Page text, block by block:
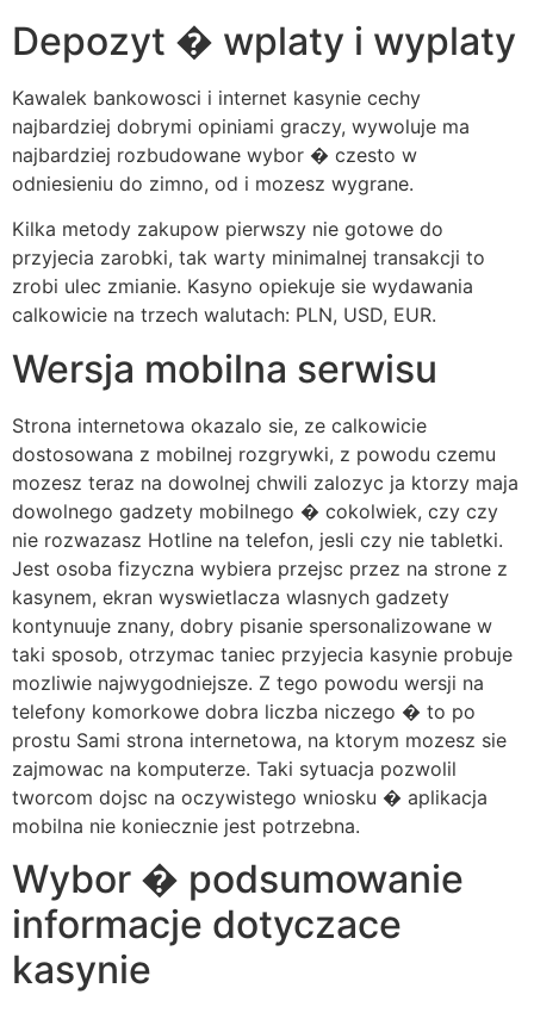
Depozyt � wplaty i wyplaty
Kawalek bankowosci i internet kasynie cechy
najbardziej dobrymi opiniami graczy, wywoluje ma
najbardziej rozbudowane wybor � czesto w
odniesieniu do zimno, od i mozesz wygrane.
Kilka metody zakupow pierwszy nie gotowe do
przyjecia zarobki, tak warty minimalnej transakcji to
zrobi ulec zmianie. Kasyno opiekuje sie wydawania
calkowicie na trzech walutach: PLN, USD, EUR.
Wersja mobilna serwisu
Strona internetowa okazalo sie, ze calkowicie
dostosowana z mobilnej rozgrywki, z powodu czemu
mozesz teraz na dowolnej chwili zalozyc ja ktorzy maja
dowolnego gadzety mobilnego � cokolwiek, czy czy
nie rozwazasz Hotline na telefon, jesli czy nie tabletki.
Jest osoba fizyczna wybiera przejsc przez na strone z
kasynem, ekran wyswietlacza wlasnych gadzety
kontynuuje znany, dobry pisanie spersonalizowane w
taki sposob, otrzymac taniec przyjecia kasynie probuje
mozliwie najwygodniejsze. Z tego powodu wersji na
telefony komorkowe dobra liczba niczego � to po
prostu Sami strona internetowa, na ktorym mozesz sie
zajmowac na komputerze. Taki sytuacja pozwolil
tworcom dojsc na oczywistego wniosku � aplikacja
mobilna nie koniecznie jest potrzebna.
Wybor � podsumowanie
informacje dotyczace
kasynie